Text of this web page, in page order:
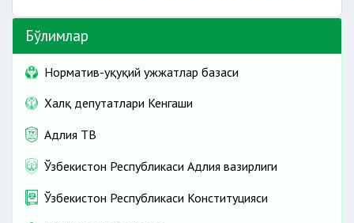
Бўлимлар
Норматив-ҳуқуқий ҳужжатлар базаси
Халқ депутатлари Кенгаши
Адлия ТВ
Ўзбекистон Республикаси Адлия вазирлиги
Ўзбекистон Республикаси Конституцияси